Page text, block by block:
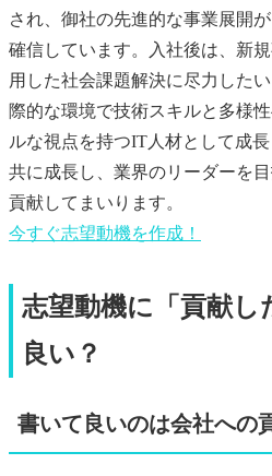
され、御社の先進的な事業展開
確信しています。入社後は、新
用した社会課題解決に尽力した
際的な環境で技術スキルと多様
ルな視点を持つIT人材として成
共に成長し、業界のリーダーを
貢献してまいります。
今すぐ志望動機を作成！
志望動機に「貢献し
良い？
書いて良いのは会社への